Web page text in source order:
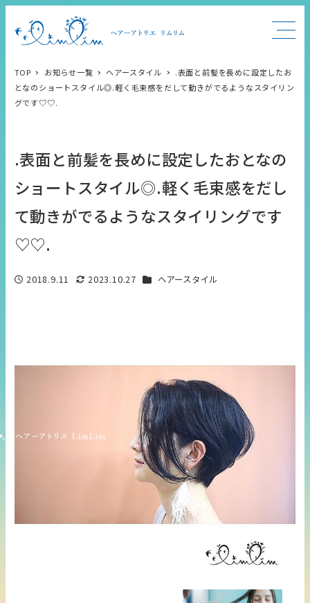
TOP お知らせ一覧 ヘアースタイル
.表面と前髪を長めに設定したお
となのショートスタイル◎.軽く毛束感をだして動きがでるようなスタイリン
グです♡♡.
.表面と前髪を長めに設定したおとなの
ショートスタイル◎.軽く毛束感をだし
て動きがでるようなスタイリングです
♡♡.
投稿日
2018.9.11
更新日
2023.10.27 カテゴリー
ヘアースタイル